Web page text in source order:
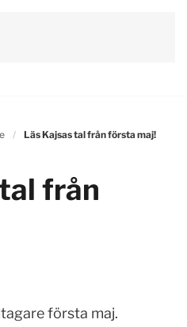
Läs Kajsas tal från första maj!
från
första maj.